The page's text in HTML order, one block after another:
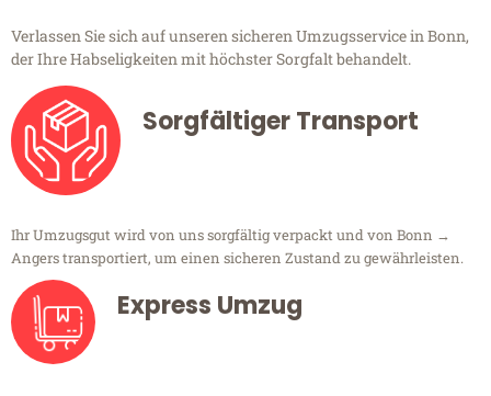
Verlassen Sie sich auf unseren sicheren Umzugsservice in Bonn,
der Ihre Habseligkeiten mit höchster Sorgfalt behandelt.
Sorgfältiger Transport
Ihr Umzugsgut wird von uns sorgfältig verpackt und von Bonn →
Angers transportiert, um einen sicheren Zustand zu gewährleisten.
Express Umzug